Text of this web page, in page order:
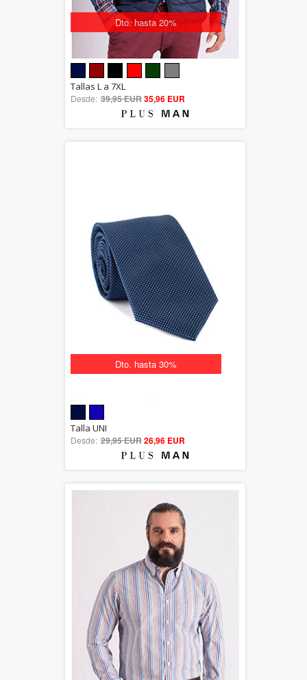
Dto. hasta 20%
out of 5
Tallas L a 7XL
Desde: 39,95 EUR35,96 EUR
Dto. hasta 30%
out of 5
Talla UNI
Desde: 29,95 EUR26,96 EUR